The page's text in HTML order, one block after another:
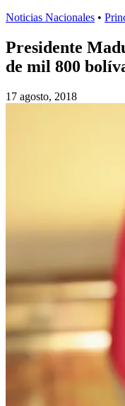
Noticias Nacionales •
Presidente
de mil 800
17 agosto, 2018